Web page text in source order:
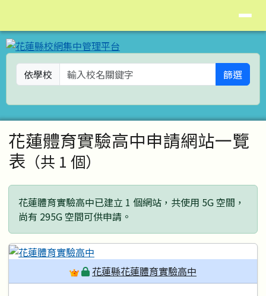
依學校 篩選
主內容區域
花蓮體育實驗高中申請網站一覽
表 （共 1 個）
花蓮體育實驗高中已建立 1 個網站，共使用 5G 空間，
尚有 295G 空間可供申請。
花蓮縣花蓮體育實驗高中
頁尾區域